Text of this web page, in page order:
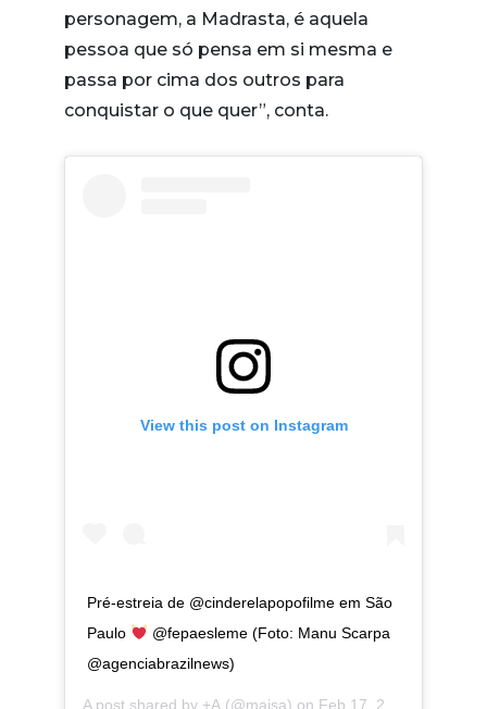
personagem, a Madrasta, é aquela
pessoa que só pensa em si mesma e
passa por cima dos outros para
conquistar o que quer”, conta.
View this post on Instagram
Pré-estreia de @cinderelapopofilme em São
Paulo
@fepaesleme (Foto: Manu Scarpa
@agenciabrazilnews)
A post shared by +A (@maisa) on Feb 17, 2019 at 9:30am PST